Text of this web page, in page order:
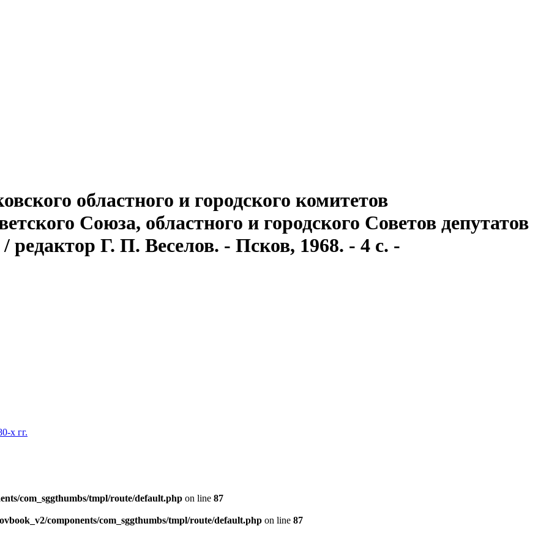
областного и городского комитетов
Союза, областного и городского Советов депутатов
Г. П. Веселов. - Псков, 1968. - 4 с. -
х гг.
com_sggthumbs/tmpl/route/default.php on line 87
components/com_sggthumbs/tmpl/route/default.php on line 87